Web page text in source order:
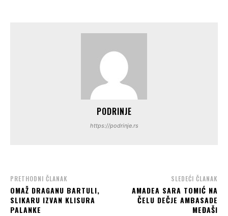
PODRINJE
https://podrinje.rs
PRETHODNI ČLANAK
OMAŽ DRAGANU BARTULI,
SLIKARU IZVAN KLISURA
PALANKE
SLEDEĆI ČLANAK
AMADEA SARA TOMIĆ NA
ČELU DEČJE AMBASADE
MEĐAŠI